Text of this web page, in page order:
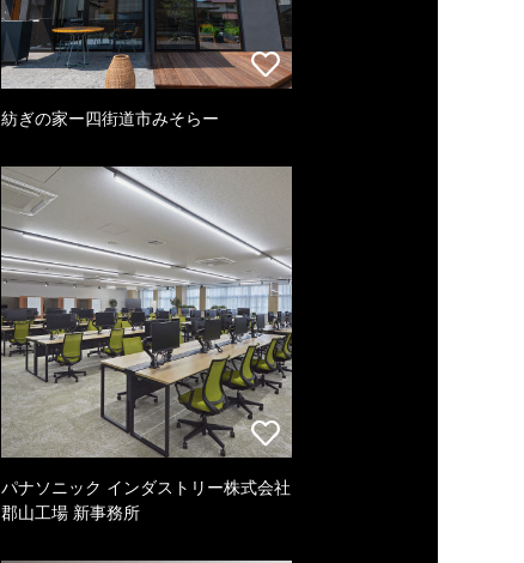
紡ぎの家ー四街道市みそらー
パナソニック インダストリー株式会社
郡山工場 新事務所